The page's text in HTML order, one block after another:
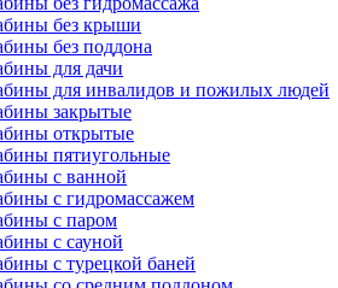
без крыши
без поддона
для дачи
для инвалидов и пожилых людей
закрытые
открытые
пятиугольные
с ванной
с гидромассажем
с паром
с сауной
с турецкой баней